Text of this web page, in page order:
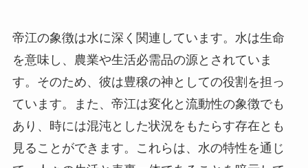
を意味し、農業や生活必需品の源とされていま
す。そのため、彼は豊穣の神としての役割を担っ
ています。また、帝江は変化と流動性の象徴でも
あり、時には混沌とした状況をもたらす存在とも
見ることができます。これらは、水の特性を通じ
て、人々の生活と表裏一体であることを暗示して